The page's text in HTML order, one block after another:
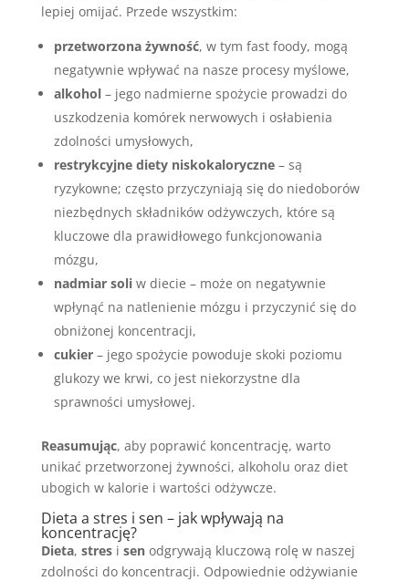
lepiej omijać. Przede wszystkim:
przetworzona żywność, w tym fast foody, mogą
negatywnie wpływać na nasze procesy myślowe,
alkohol– jego nadmierne spożycie prowadzi do
uszkodzenia komórek nerwowych i osłabienia
zdolności umysłowych,
restrykcyjne diety niskokaloryczne– są
ryzykowne; często przyczyniają się do niedoborów
niezbędnych składników odżywczych, które są
kluczowe dla prawidłowego funkcjonowania
mózgu,
nadmiar soliw diecie – może on negatywnie
wpłynąć na natlenienie mózgu i przyczynić się do
obniżonej koncentracji,
cukier– jego spożycie powoduje skoki poziomu
glukozy we krwi, co jest niekorzystne dla
sprawności umysłowej.
Reasumując, aby poprawić koncentrację, warto
unikać przetworzonej żywności, alkoholu oraz diet
ubogich w kalorie i wartości odżywcze.
Dieta a stres i sen – jak wpływają na
koncentrację?
Dieta, stresi senodgrywają kluczową rolę w naszej
zdolności do koncentracji. Odpowiednie odżywianie